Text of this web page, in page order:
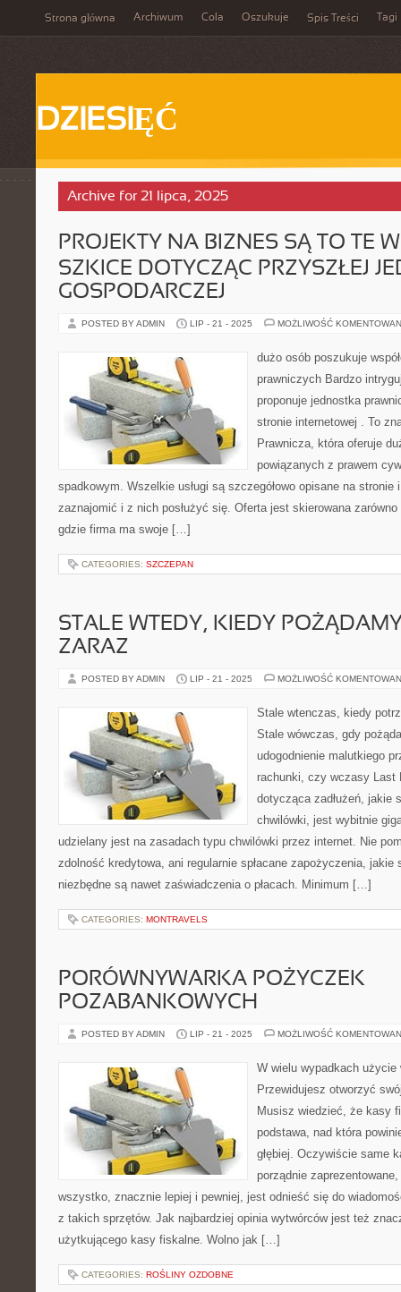
Strona główna Archiwum Cola Oszukuje Spis Treści Tagi
DZIESIĘĆ
Archive for 21 lipca, 2025
PROJEKTY NA BIZNES SĄ TO TE
SZKICE DOTYCZĄC PRZYSZŁEJ
GOSPODARCZEJ
POSTED BY ADMIN LIP - 21 - 2025 MOŻLIWOŚĆ
dużo osób poszukuje
prawniczych Bardzo
proponuje jednostka
stronie internetowej . To
Prawnicza, która oferuje
powiązanych z prawem
spadkowym. Wszelkie usługi są szczegółowo opisane na
zaznajomić i z nich posłużyć się. Oferta jest skierowana
gdzie firma ma swoje […]
CATEGORIES: SZCZEPAN
STALE WTEDY, KIEDY
ZARAZ
POSTED BY ADMIN LIP - 21 - 2025 MOŻLIWOŚĆ
Stale wtenczas, kiedy
Stale wówczas, gdy
udogodnienie malutkiego
rachunki, czy wczasy Last
dotycząca zadłużeń, jakie
chwilówki, jest wybitnie
udzielany jest na zasadach typu chwilówki przez internet. Nie
zdolność kredytowa, ani regularnie spłacane zapożyczenia, jakie
niezbędne są nawet zaświadczenia o płacach. Minimum […]
CATEGORIES: MONTRAVELS
PORÓWNYWARKA POŻYCZEK
POZABANKOWYCH
POSTED BY ADMIN LIP - 21 - 2025 MOŻLIWOŚĆ
W wielu wypadkach
Przewidujesz otworzyć
Musisz wiedzieć, że kasy
podstawa, nad która
głębiej. Oczywiście same
porządnie
wszystko, znacznie lepiej i pewniej, jest odnieść się do
z takich sprzętów. Jak najbardziej opinia wytwórców jest też
użytkującego kasy fiskalne. Wolno jak […]
CATEGORIES: ROŚLINY OZDOBNE